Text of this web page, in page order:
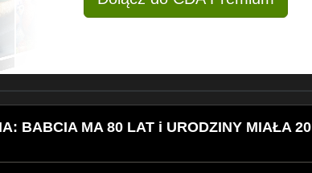
BABCIA MA 80 LAT i URODZINY MIAŁA 20